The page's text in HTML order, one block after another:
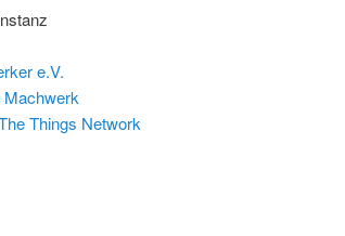
e.V.
Things Network